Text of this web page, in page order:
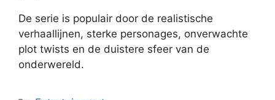
De serie is populair door de realistische
verhaallijnen, sterke personages, onverwachte
plot twists en de duistere sfeer van de
onderwereld.